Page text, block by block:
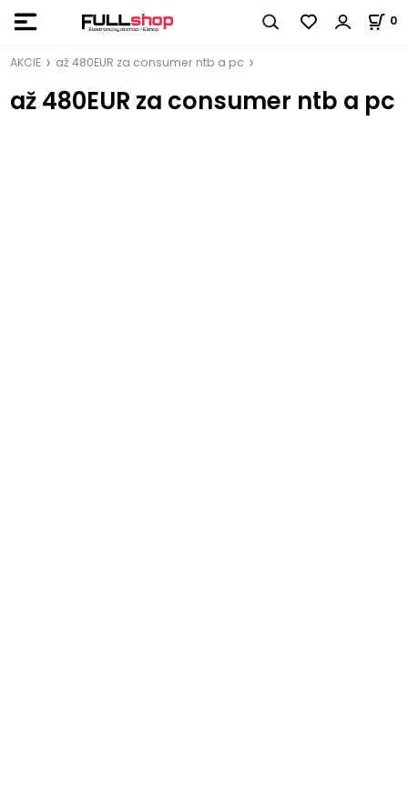
0
AKCIE až 480EUR za consumer ntb a pc
až 480EUR za consumer ntb a pc